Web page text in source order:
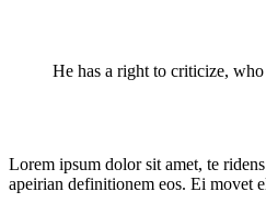
He has a right to criticize, who
Lorem ipsum dolor sit amet, te
apeirian definitionem eos. Ei movet